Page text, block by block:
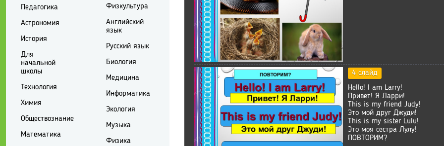
4 слайд
Hello! I am Larry!
Привет! Я Ларри!
This is my friend Judy!
Это мой друг Джуди!
This is my sister Lulu!
Это моя сестра Лулу!
ПОВТОРИМ?
Педагогика
Астрономия
История
Для
начальной
школы
Технология
Химия
Обществознание
Математика
Физкультура
Английский
язык
Русский язык
Биология
Медицина
Информатика
Экология
Музыка
Физика